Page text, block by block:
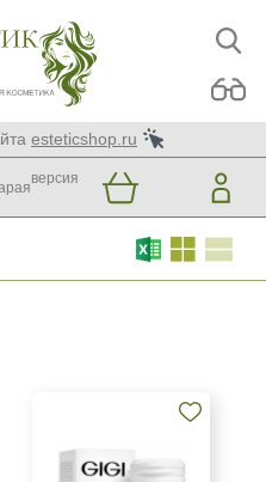
esteticshop.ru
версия